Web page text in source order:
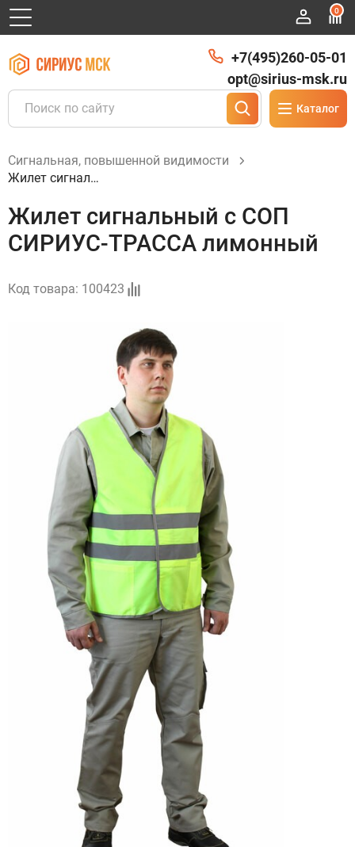
0
Каталог
+7(495)260-05-01
opt@sirius-msk.ru
Сигнальная, повышенной видимости
Жилет сигнальный с СОП СИРИУС-ТРАССА лимонный
Жилет сигнальный с СОП
СИРИУС-ТРАССА лимонный
Код товара: 100423